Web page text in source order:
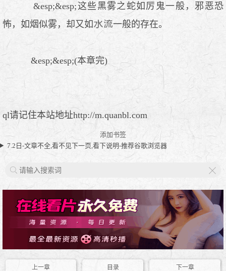
&esp;&esp;这些黑雾之蛇如厉鬼一般，邪恶恐
怖，如烟似雾，却又如
一般的存在。
&esp;&esp;(本章完)
ql请记住本站地址http://m.quanbl.com
添加书签
7.2日-文章不全,看不见下一页,看下说明-推荐谷歌浏览器
上一章 目录 下一章